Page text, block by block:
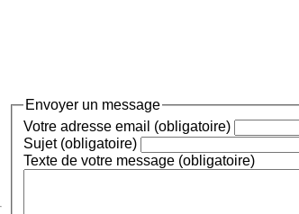
Envoyer un message
Votre adresse email (obligatoire)
Sujet (obligatoire)
Texte de votre message (obligatoire)